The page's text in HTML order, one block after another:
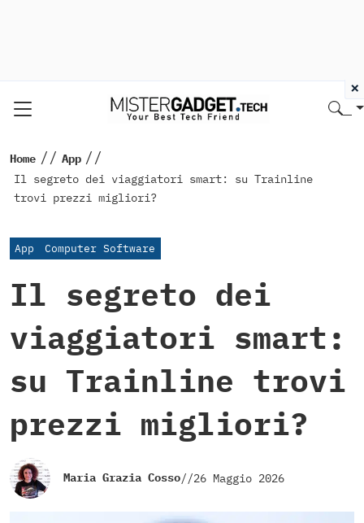
Home // App //
Il segreto dei viaggiatori smart: su Trainline
trovi prezzi migliori?
App Computer Software
Il segreto dei
viaggiatori smart:
su Trainline trovi
prezzi migliori?
Maria Grazia Cosso//26 Maggio 2026
×